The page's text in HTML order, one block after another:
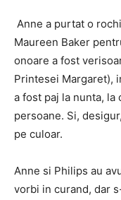
Anne a purtat o
Maureen Baker
onoare a fost
Printesei Margaret),
a fost paj la nunta, la
persoane. Si,
pe culoar.
Anne si Philips au
vorbi in curand, dar